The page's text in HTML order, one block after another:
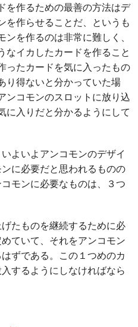
を作るための最善の方法はデ
を作らせることだ、というも
を作るのは非常に難しく、
なイカしたカードを作ること
ったカードを気に入ったもの
り得ないと分かっていた場
ンコモンのスロットに放り込
に入りだと分かるようにして
よいよアンコモンのデザイ
に必要だと思われるものの
モンに必要なものは、３つ
たものを継続するために必
ていて、それをアンコモン
ずである。この１つめのカ
するようにしなければなら